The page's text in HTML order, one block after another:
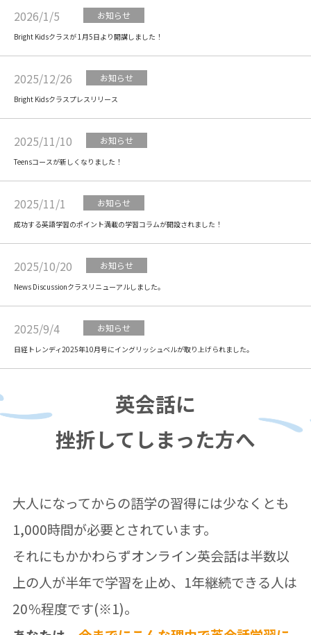
2026/1/5 お知らせ
Bright Kidsクラスが 1月5日より開講しました！
2025/12/26 お知らせ
Bright Kidsクラスプレスリリース
2025/11/10 お知らせ
Teensコースが新しくなりました！
2025/11/1 お知らせ
成功する英語学習のポイント満載の学習コラムが開設されました！
2025/10/20 お知らせ
News Discussionクラスリニューアルしました。
2025/9/4 お知らせ
日経トレンディ2025年10月号にイングリッシュベルが取り上げられました。
英会話に
挫折してしまった方へ
大人になってからの語学の習得には少なくとも
1,000時間が必要とされています。
それにもかかわらずオンライン英会話は半数以
上の人が半年で学習を止め、1年継続できる人は
20％程度です(※1)。